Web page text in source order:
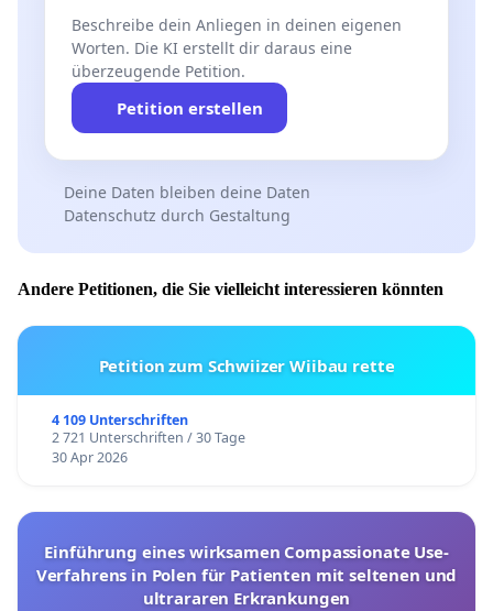
Beschreibe dein Anliegen in deinen eigenen
Worten. Die KI erstellt dir daraus eine
überzeugende Petition.
Petition erstellen
Deine Daten bleiben deine Daten
Datenschutz durch Gestaltung
Andere Petitionen, die Sie vielleicht interessieren könnten
Petition zum Schwiizer Wiibau rette
4 109 Unterschriften
2 721 Unterschriften / 30 Tage
30 Apr 2026
Einführung eines wirksamen Compassionate Use-
Verfahrens in Polen für Patienten mit seltenen und
ultrararen Erkrankungen